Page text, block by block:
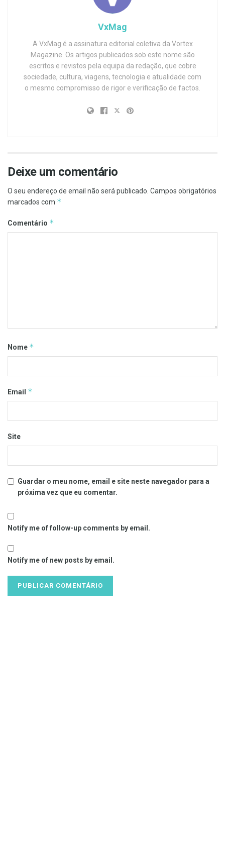
VxMag
A VxMag é a assinatura editorial coletiva da Vortex
Magazine. Os artigos publicados sob este nome são
escritos e revistos pela equipa da redação, que cobre
sociedade, cultura, viagens, tecnologia e atualidade com
o mesmo compromisso de rigor e verificação de factos.
Deixe um comentário
O seu endereço de email não será publicado. Campos obrigatórios
marcados com *
Comentário *
Nome *
Email *
Site
Guardar o meu nome, email e site neste navegador para a
próxima vez que eu comentar.
Notify me of follow-up comments by email.
Notify me of new posts by email.